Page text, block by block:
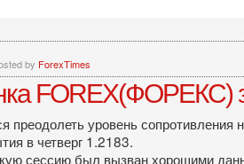
by ForexTimes
FOREX(ФОРЕКС)
преодолеть уровень
в четверг 1.2183.
сессию был вызван хорошими